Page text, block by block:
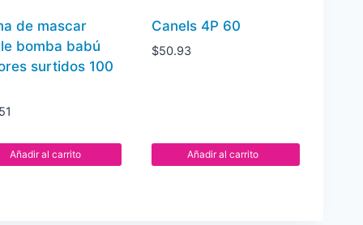
de mascar
bomba babú
surtidos 100
Añadir al carrito
Canels 4P 60
$50.93
Añadir al carrito